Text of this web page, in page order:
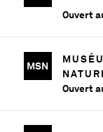
Ouvert
MSN
Ouvert